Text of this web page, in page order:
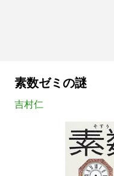
素数ゼミの謎
吉村仁